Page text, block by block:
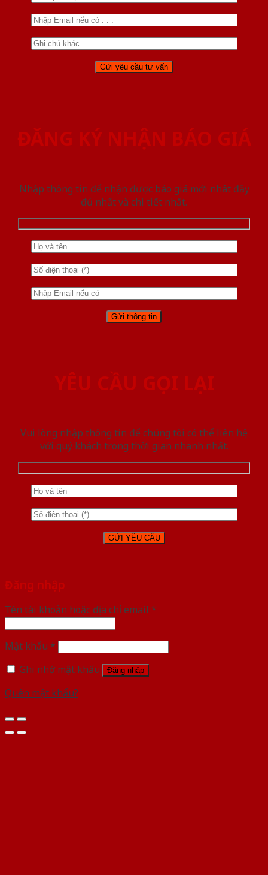
ĐĂNG KÝ NHẬN BÁO GIÁ
Nhập thông tin để nhận được báo giá mới nhât đầy
đủ nhất và chi tiết nhất.
YÊU CẦU GỌI LẠI
Vui lòng nhập thông tin để chúng tôi có thể liên hệ
với quý khách trong thời gian nhanh nhất.
Đăng nhập
Tên tài khoản hoặc địa chỉ email *
Mật khẩu *
Ghi nhớ mật khẩu
Đăng nhập
Quên mật khẩu?